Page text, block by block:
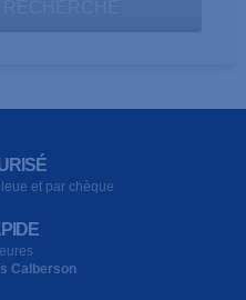
et par chèque
Calberson